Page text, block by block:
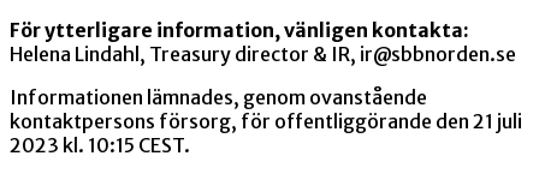
För ytterligare information, vänligen kontakta:
Helena Lindahl, Treasury director & IR, ir@sbbnorden.se
Informationen lämnades, genom ovanstående
kontaktpersons försorg, för offentliggörande den 21 juli
2023 kl. 10:15 CEST.